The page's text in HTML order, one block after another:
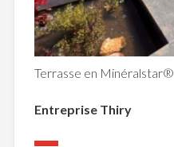
Terrasse en Minéralstar®
Entreprise Thiry